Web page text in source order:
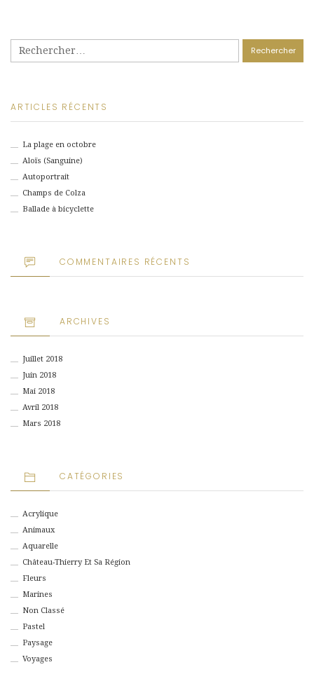
ARTICLES RÉCENTS
La plage en octobre
Aloïs (Sanguine)
Autoportrait
Champs de Colza
Ballade à bicyclette
COMMENTAIRES RÉCENTS
ARCHIVES
Juillet 2018
Juin 2018
Mai 2018
Avril 2018
Mars 2018
CATÉGORIES
Acrylique
Animaux
Aquarelle
Château-Thierry Et Sa Région
Fleurs
Marines
Non Classé
Pastel
Paysage
Voyages